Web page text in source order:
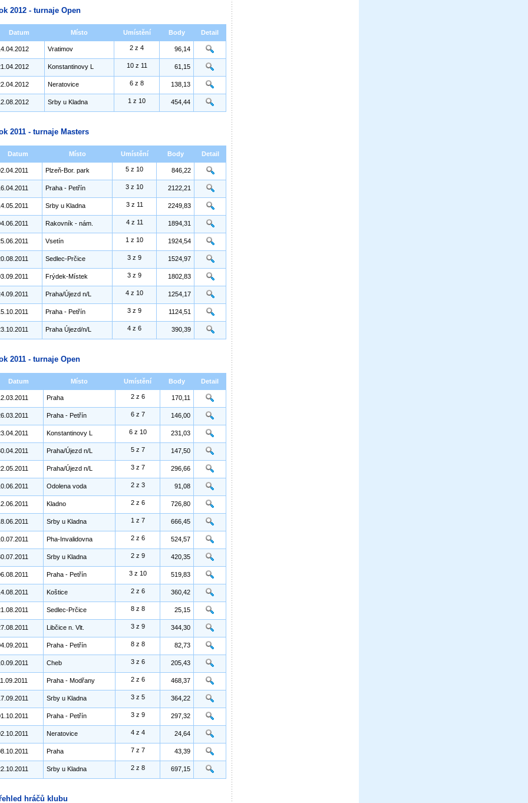
2012 - turnaje Open
Datum Místo Umístění Body Detail
Vratimov 2 z 4 96,14
Konstantinovy L 10 z 11 61,15
Neratovice 6 z 8 138,13
Srby u Kladna 1 z 10 454,44
2011 - turnaje Masters
Datum Místo Umístění Body Detail
Plzeň-Bor. park 5 z 10 846,22
Praha - Petřín 3 z 10 2122,21
Srby u Kladna 3 z 11 2249,83
Rakovník - nám. 4 z 11 1894,31
Vsetín 1 z 10 1924,54
Sedlec-Prčice 3 z 9 1524,97
Frýdek-Místek 3 z 9 1802,83
Praha/Újezd n/L 4 z 10 1254,17
Praha - Petřín 3 z 9 1124,51
Praha Újezd/n/L 4 z 6 390,39
2011 - turnaje Open
Datum Místo Umístění Body Detail
Praha 2 z 6 170,11
Praha - Petřín 6 z 7 146,00
Konstantinovy L 6 z 10 231,03
Praha/Újezd n/L 5 z 7 147,50
Praha/Újezd n/L 3 z 7 296,66
Odolena voda 2 z 3 91,08
Kladno 2 z 6 726,80
Srby u Kladna 1 z 7 666,45
Pha-Invalidovna 2 z 6 524,57
Srby u Kladna 2 z 9 420,35
Praha - Petřín 3 z 10 519,83
Koštice 2 z 6 360,42
Sedlec-Prčice 8 z 8 25,15
Libčice n. Vlt. 3 z 9 344,30
Praha - Petřín 8 z 8 82,73
Cheb 3 z 6 205,43
Praha - Modřany 2 z 6 468,37
Srby u Kladna 3 z 5 364,22
Praha - Petřín 3 z 9 297,32
Neratovice 4 z 4 24,64
Praha 7 z 7 43,39
Srby u Kladna 2 z 8 697,15
hráčů klubu